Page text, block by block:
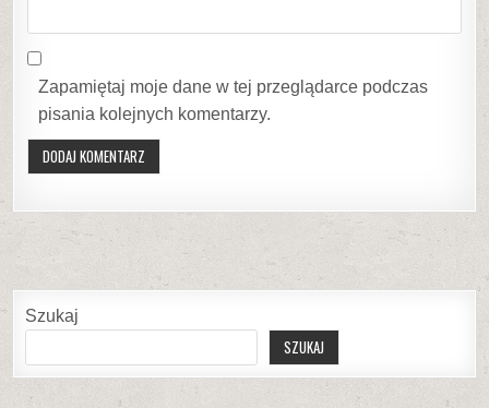
Zapamiętaj moje dane w tej przeglądarce podczas
pisania kolejnych komentarzy.
Szukaj
SZUKAJ